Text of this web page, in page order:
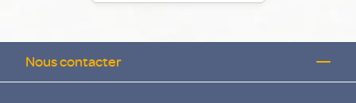
Nous contacter